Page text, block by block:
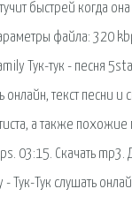
быстрей когда
файла: 320
Тук-тук - песня 5sta
текст песни и
а также похожие
03:15. Скачать mp3.
Тук слушать